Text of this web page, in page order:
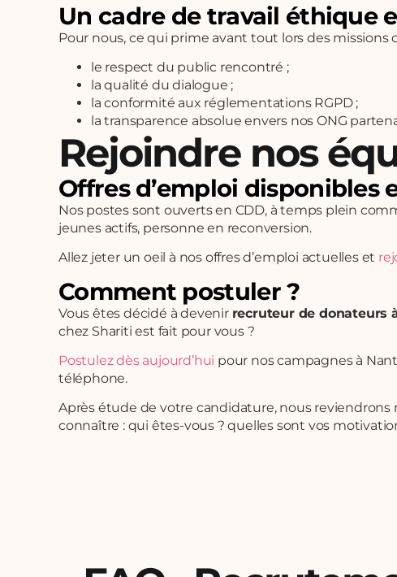
Un cadre de travail éthique
Pour nous, ce qui prime avant tout lors des missions
le respect du public rencontré ;
la qualité du dialogue ;
la conformité aux réglementations RGPD ;
la transparence absolue envers nos ONG
Rejoindre nos
Offres d’emploi disponibles
Nos postes sont ouverts en CDD, à temps plein
jeunes actifs, personne en reconversion.
Allez jeter un oeil à nos offres d’emploi actuelles et
Comment postuler ?
Vous êtes décidé à devenir recruteur de donateurs
chez Shariti est fait pour vous ?
Postulez dès aujourd’hui pour nos campagnes à
téléphone.
Après étude de votre candidature, nous
connaître : qui êtes-vous ? quelles sont vos